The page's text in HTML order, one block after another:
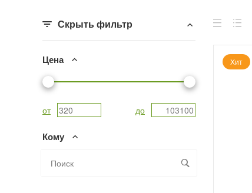
Скрыть фильтр
Цена
от до
Кому
Хит